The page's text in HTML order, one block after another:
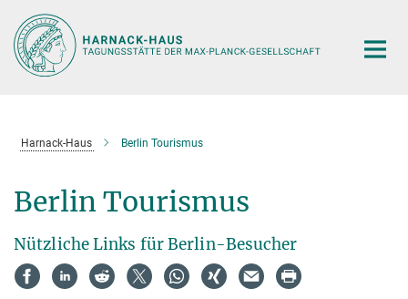
Hauptinhalt
Harnack-Haus Berlin Tourismus
Berlin Tourismus
Nützliche Links für Berlin-Besucher